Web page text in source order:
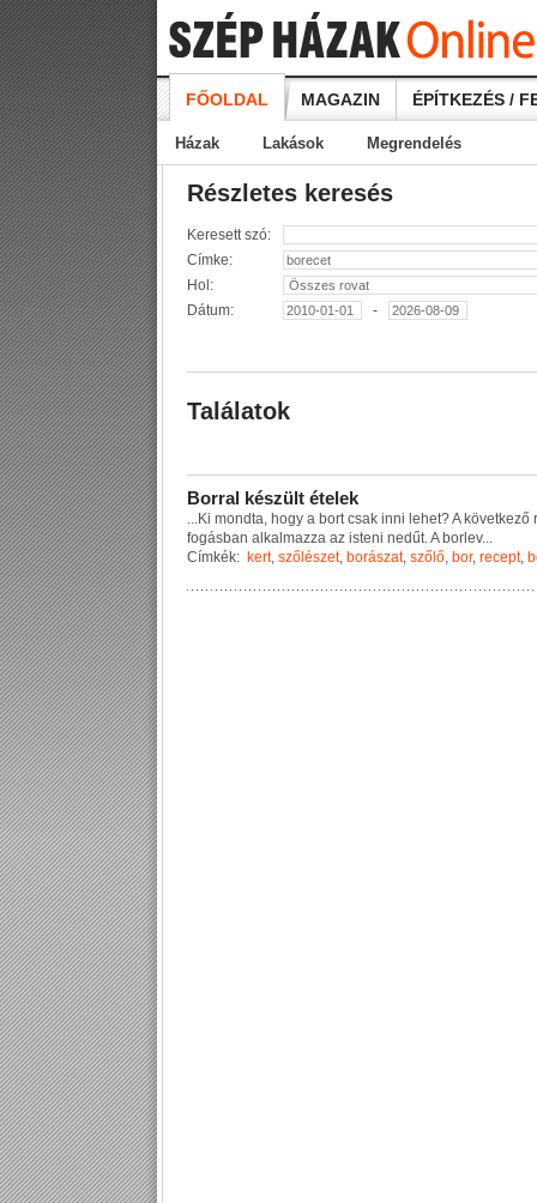
FŐOLDAL MAGAZIN ÉPÍTKEZÉS /
Házak Lakások Megrendelés
Részletes keresés
Keresett szó:
Címke:
Hol:
Dátum:
-
Találatok
Borral készült ételek
...Ki mondta, hogy a bort csak inni e het?A következő r
fogásban a ka mazza az isteni nedűt.A bor ev...
Címkék: kert, szőlészet, borászat, szőlő, bor, recept,